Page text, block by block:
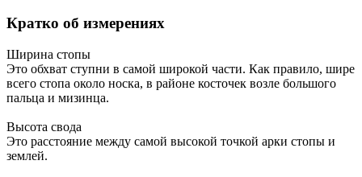
Кратко об измерениях
Ширина стопы
Это обхват ступни в самой широкой части. Как правило, шире
всего стопа около носка, в районе косточек возле большого
пальца и мизинца.
Высота свода
Это расстояние между самой высокой точкой арки стопы и
землей.